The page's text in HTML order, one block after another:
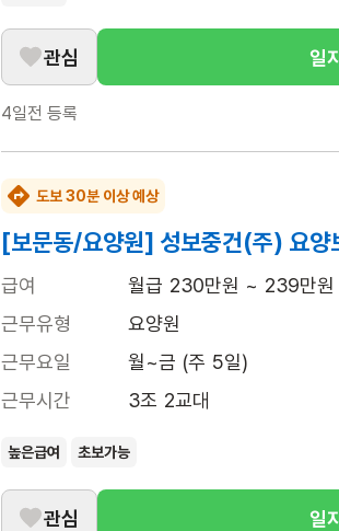
관심 일
4일전 등록
도보 30분 이상 예상
[보문동/요양원] 성보중건(주) 요양
급여
월급 230만원 ~ 239만원
근무유형
요양원
근무요일
월~금 (주 5일)
근무시간
3조 2교대
높은급여 초보가능
관심 일